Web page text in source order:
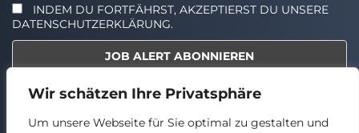
Wir schätzen Ihre Privatsphäre
Um unsere Webseite für Sie optimal zu gestalten und
INDEM DU FORTFÄHRST, AKZEPTIERST DU UNSERE
DATENSCHUTZERKLÄRUNG.
Select the widget you want to show.